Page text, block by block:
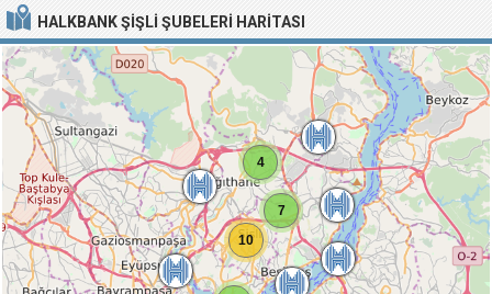
HALKBANK ŞIŞLI ŞUBELERI HARITASI
4
7
10